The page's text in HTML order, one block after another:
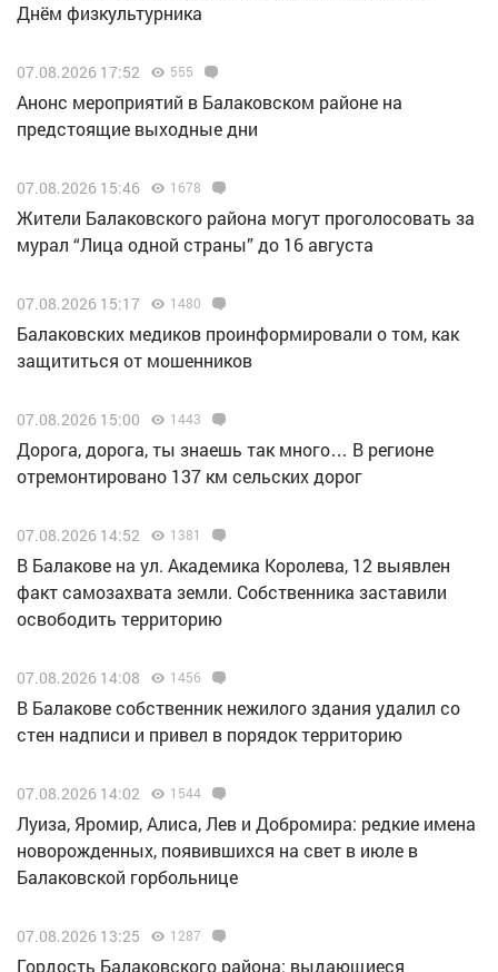
Днём физкультурника
07.08.2026 17:52 555
Анонс мероприятий в Балаковском районе на
предстоящие выходные дни
07.08.2026 15:46 1678
Жители Балаковского района могут проголосовать за
мурал “Лица одной страны” до 16 августа
07.08.2026 15:17 1480
Балаковских медиков проинформировали о том, как
защититься от мошенников
07.08.2026 15:00 1443
Дорога, дорога, ты знаешь так много… В регионе
отремонтировано 137 км сельских дорог
07.08.2026 14:52 1381
В Балакове на ул. Академика Королева, 12 выявлен
факт самозахвата земли. Собственника заставили
освободить территорию
07.08.2026 14:08 1456
В Балакове собственник нежилого здания удалил со
стен надписи и привел в порядок территорию
07.08.2026 14:02 1544
Луиза, Яромир, Алиса, Лев и Добромира: редкие имена
новорожденных, появившихся на свет в июле в
Балаковской горбольнице
07.08.2026 13:25 1287
Гордость Балаковского района: выдающиеся